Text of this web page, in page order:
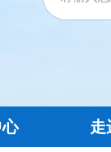
走